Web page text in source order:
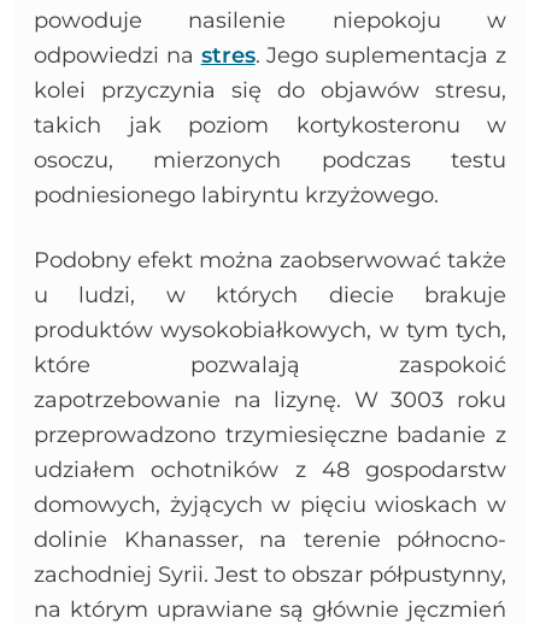
powoduje nasilenie niepokoju w
odpowiedzi na stres. Jego suplementacja z
kolei przyczynia się do objawów stresu,
takich jak poziom kortykosteronu w
osoczu, mierzonych podczas testu
podniesionego labiryntu krzyżowego.
Podobny efekt można zaobserwować także
u ludzi, w których diecie brakuje
produktów wysokobiałkowych, w tym tych,
które pozwalają zaspokoić
zapotrzebowanie na lizynę. W 3003 roku
przeprowadzono trzymiesięczne badanie z
udziałem ochotników z 48 gospodarstw
domowych, żyjących w pięciu wioskach w
dolinie Khanasser, na terenie północno-
zachodniej Syrii. Jest to obszar półpustynny,
na którym uprawiane są głównie jęczmień